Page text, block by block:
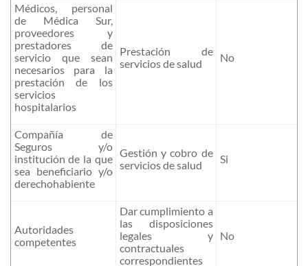
Médicos, personal
de Médica Sur,
proveedores y
prestadores de
servicio que sean
necesarios para la
prestación de los
servicios
hospitalarios
Prestación de
servicios de salud
No
Compañía de
Seguros y/o
institución de la que
sea beneficiario y/o
derechohabiente
Gestión y cobro de
servicios de salud
Si
Autoridades
competentes
Dar cumplimiento a
las disposiciones
legales y
contractuales
correspondientes
No